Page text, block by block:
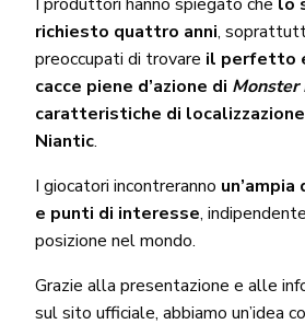
richiesto quattro anni,
preoccupati di trovare il perfetto
cacce piene d’azione di Monster
caratteristiche di
Niantic.
I giocatori incontreranno
e punti di interesse,
posizione nel mondo.
Grazie alla presentazione e alle
sulsito ufficiale, abbiamo un’idea